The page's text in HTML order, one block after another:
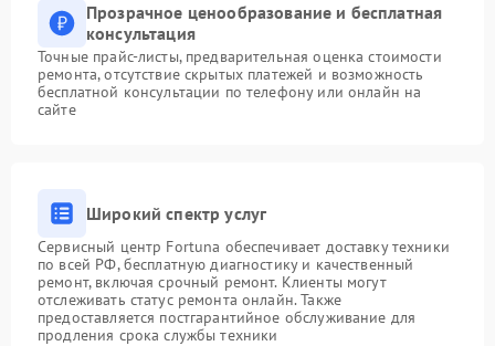
Прозрачное ценообразование и бесплатная
консультация
Точные прайс-листы, предварительная оценка стоимости
ремонта, отсутствие скрытых платежей и возможность
бесплатной консультации по телефону или онлайн на
сайте
Широкий спектр услуг
Сервисный центр Fortuna обеспечивает доставку техники
по всей РФ, бесплатную диагностику и качественный
ремонт, включая срочный ремонт. Клиенты могут
отслеживать статус ремонта онлайн. Также
предоставляется постгарантийное обслуживание для
продления срока службы техники